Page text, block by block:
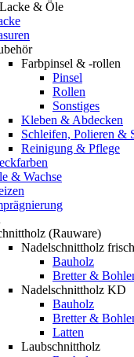
& Öle
Farbpinsel & -rollen
Pinsel
Rollen
Sonstiges
Kleben & Abdecken
Schleifen, Polieren &
Reinigung & Pflege
& Wachse
(Rauware)
Nadelschnittholz frisch
Bauholz
Bretter &
Nadelschnittholz KD
Bauholz
Bretter &
Latten
Laubschnittholz